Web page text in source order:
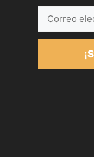
electrónico